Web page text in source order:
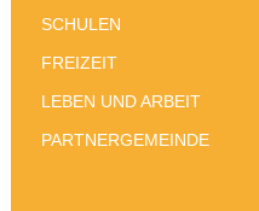
SCHULEN
FREIZEIT
LEBEN UND ARBEIT
PARTNERGEMEINDE